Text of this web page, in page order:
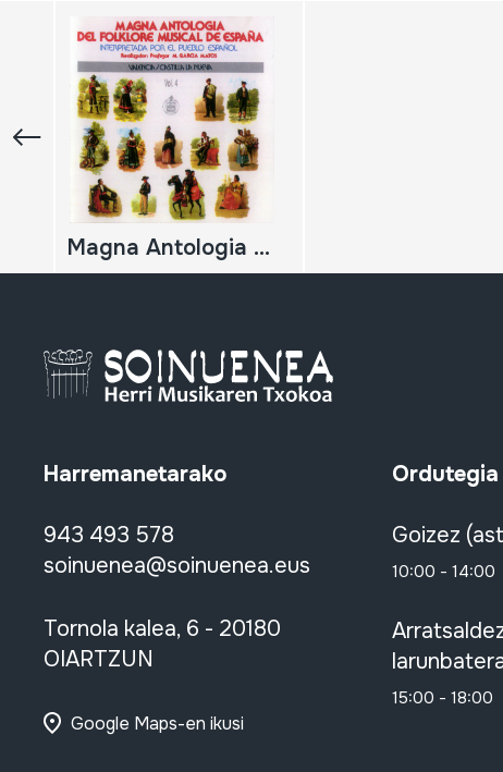
Magna Antologia del Folklore Musical de España, 4; Valencia; Castilla La Nueva
Harremanetarako
943 493 578
soinuenea@soinuenea.eus
Tornola kalea, 6 - 20180
OIARTZUN
Google Maps-en ikusi
Ordutegia
Goizez
10:00 - 14:00
15:00 - 18:00